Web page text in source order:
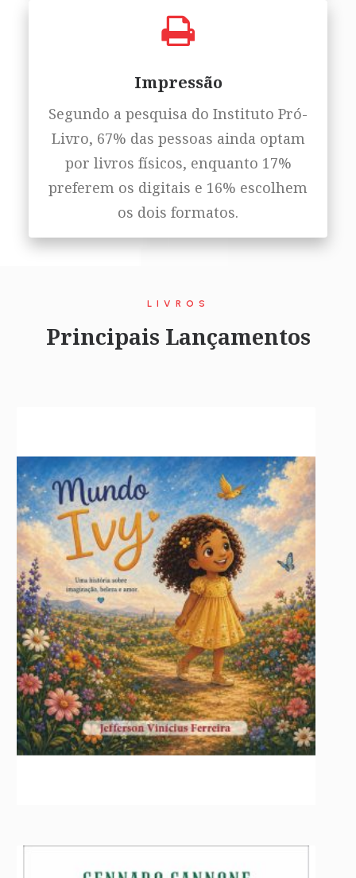
Impressão
Segundo a pesquisa do Instituto Pró-
Livro, 67% das pessoas ainda optam
por livros físicos, enquanto 17%
preferem os digitais e 16% escolhem
os dois formatos.
LIVROS
Principais Lançamentos